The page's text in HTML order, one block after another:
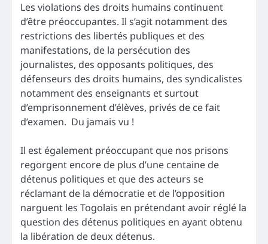
Les violations des droits humains continuent
d’être préoccupantes. Il s’agit notamment des
restrictions des libertés publiques et des
manifestations, de la persécution des
journalistes, des opposants politiques, des
défenseurs des droits humains, des syndicalistes
notamment des enseignants et surtout
d’emprisonnement d’élèves, privés de ce fait
d’examen. Du jamais vu !
Il est également préoccupant que nos prisons
regorgent encore de plus d’une centaine de
détenus politiques et que des acteurs se
réclamant de la démocratie et de l’opposition
narguent les Togolais en prétendant avoir réglé la
question des détenus politiques en ayant obtenu
la libération de deux détenus.